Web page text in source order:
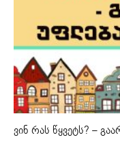
ვინ რას წყვეტს? –